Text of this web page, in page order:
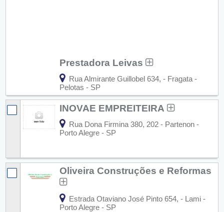
Prestadora Leivas
Rua Almirante Guillobel 634, - Fragata -
Pelotas - SP
INOVAE EMPREITEIRA
Rua Dona Firmina 380, 202 - Partenon -
Porto Alegre - SP
Oliveira Construções e Reformas
Estrada Otaviano José Pinto 654, - Lami -
Porto Alegre - SP